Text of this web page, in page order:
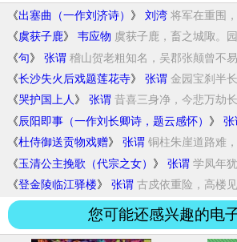
《出塞曲（一作刘济诗） 》 刘湾 将军在重围
星，飞入...
《虞获子鹿》 韦应物 虞获子鹿，畜之城陬。
《句》 张谓 稽山贺老粗知名，吴郡张颠曾不易
《长沙失火后戏题莲花寺》 张谓 金园宝刹半
楼殿纵随...
《哭护国上人 》 张谓 昔喜三身净，今悲万劫
《 辰阳即事（一作刘长卿诗，题云感怀） 》 张
菊残花欲待谁。水近偏逢...
《杜侍御送贡物戏赠》 张谓 铜柱朱崖道路难
自贡...
《玉清公主挽歌（代宗之女） 》 张谓 学凤年
千户邑，忽驾...
《登金陵临江驿楼》 张谓 古戍依重险，高楼
水...
您可能还感兴趣的电